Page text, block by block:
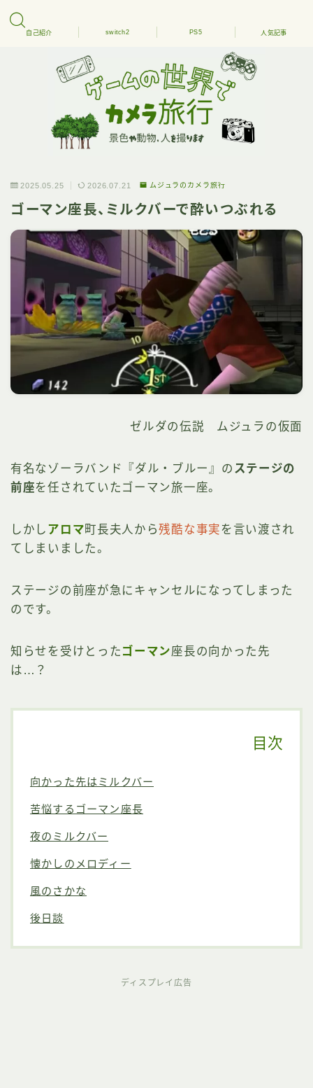
自己紹介 switch2 PS5 人気記事
2025.05.25 2026.07.21 ムジュラのカメラ旅行
ゴーマン座長、ミルクバーで酔いつぶれる
ゼルダの伝説 ムジュラの仮面
有名なゾーラバンド『ダル・ブルー』の ステージの
前座を任されていたゴーマン旅一座。
しかし アロマ町長夫人から残酷な事実を言い渡され
てしまいました。
ステージの前座が急にキャンセルになってしまった
のです。
知らせを受けとった ゴーマン座長の向かった先
は…？
目次
向かった先はミルクバー
苦悩するゴーマン座長
夜のミルクバー
懐かしのメロディー
風のさかな
後日談
ディスプレイ広告